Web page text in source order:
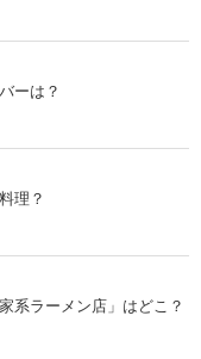
ーは？
理？
系ラーメン店」はどこ？